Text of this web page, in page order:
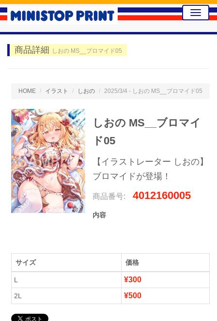
Toggle
商品詳細 しおの MS__ブロマイド05
HOME イラスト しおの 2025/3/4 - しおの MS__ブロマイド05
しおの MS__ブロマイ
ド05
【イラストレーター しおの】
ブロマイドが登場！
商品番号: 4012160005
内容
サイズ 価格
L ¥300
2L ¥500